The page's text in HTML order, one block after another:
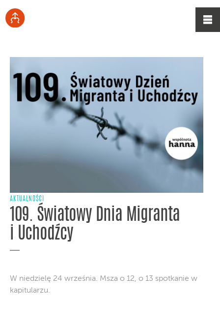
AKTUALNOŚCI
109. Światowy Dnia Migranta
i Uchodźcy
W niedzielę 24 września. Msza o 12, o 13 spotkanie w
kapitularzu.